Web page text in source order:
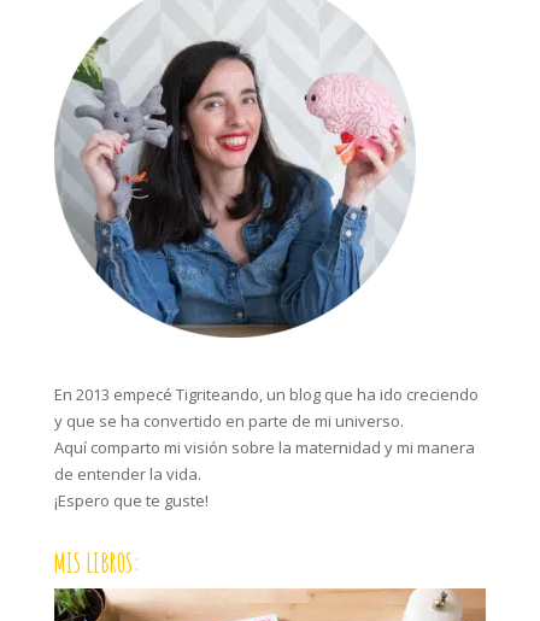
En 2013 empecé Tigriteando, un blog que ha ido creciendo
y que se ha convertido en parte de mi universo.
Aquí comparto mi visión sobre la maternidad y mi manera
de entender la vida.
¡Espero que te guste!
MIS LIBROS: